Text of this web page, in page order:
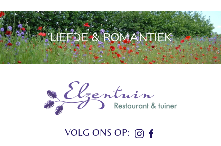
LIEFDE & ROMANTIEK
VOLG ONS OP: